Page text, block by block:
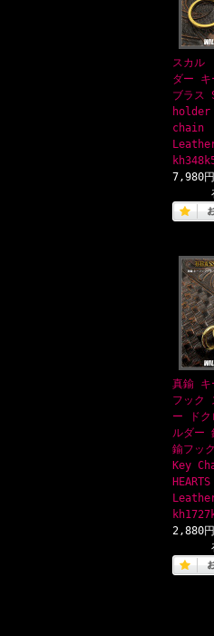
スカル
ダー キ
ブラ
holder
chain
7,980
真鍮 キ
フック
ー ドク
ルダー
鍮フッ
Key
HEARTS
2,880